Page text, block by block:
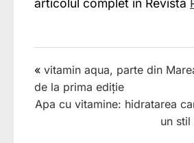
articolul complet în Revista
« vitamin aqua, parte din
de la prima ediție
Apa cu vitamine: hidratarea
un